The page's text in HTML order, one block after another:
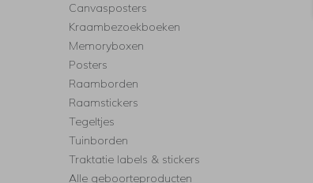
Canvasposters
Kraambezoekboeken
Memoryboxen
Posters
Raamborden
Raamstickers
Tegeltjes
Tuinborden
Traktatie labels & stickers
Alle geboorteproducten